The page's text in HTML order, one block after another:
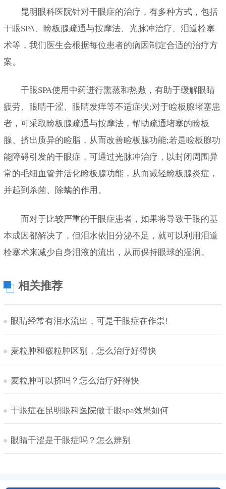
昆明眼科医院针对干眼症的治疗，有多种方式，包括
干眼SPA、睑板腺疏通与按摩法、光脉冲治疗、泪道栓塞
术等，我们医生会根据每位患者的病因制定合适的治疗方
案。
干眼SPA使用中药进行熏蒸和热敷，有助于缓解眼睛
疲劳、眼睛干涩、眼睛发痒等不适症状;对于睑板腺堵塞患
者，可采取睑板腺疏通与按摩法，帮助疏通堵塞的睑板
腺、挤出质异的睑脂，从而改善睑板腺功能;若是睑板腺功
能障碍引发的干眼症，可通过光脉冲治疗，以封闭周围异
常的毛细血管并活化睑板腺功能，从而减轻睑板腺炎症，
并起到杀菌、除螨的作用。
而对于比较严重的干眼症患者，如果将导致干眼的基
本成因都解决了，但泪水依旧分泌不足，就可以利用泪道
栓塞术来减少自身泪液的流出，从而保持眼球的湿润。
相关推荐
眼睛经常有泪水流出，可是干眼症在作祟!
麦粒肿和霰粒肿区别，怎么治疗好得快
麦粒肿可以挤吗？怎么治疗好得快
干眼症在昆明眼科医院做干眼spa效果如何
眼睛干涩是干眼症吗？怎么辨别